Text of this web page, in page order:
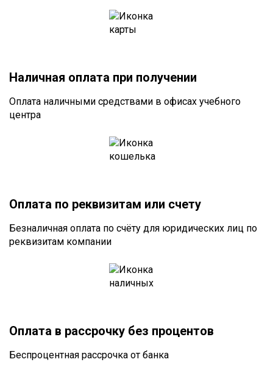
Наличная оплата при получении
Оплата наличными средствами в офисах учебного
центра
Оплата по реквизитам или счету
Безналичная оплата по счёту для юридических лиц по
реквизитам компании
Оплата в рассрочку без процентов
Беспроцентная рассрочка от банка